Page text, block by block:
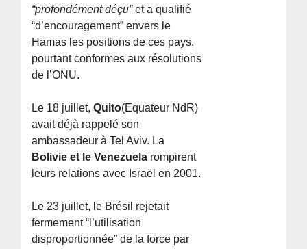
“profondément déçu”et a qualifié
“d’encouragement” envers le
Hamas les positions de ces pays,
pourtant conformes aux résolutions
de l’ONU.
Le 18 juillet,Quito(Equateur NdR)
avait déjà rappelé son
ambassadeur à Tel Aviv. La
Bolivie et le Venezuela rompirent
leurs relations avec Israël en 2001.
Le 23 juillet, le Brésil rejetait
fermement “l’utilisation
disproportionnée” de la force par